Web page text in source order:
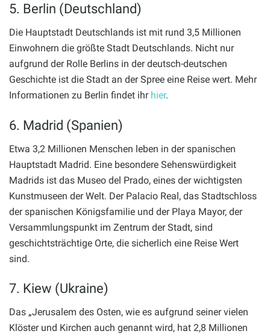
5. Berlin (Deutschland)
Die Hauptstadt Deutschlands ist mit rund 3,5 Millionen
Einwohnern die größte Stadt Deutschlands. Nicht nur
aufgrund der Rolle Berlins in der deutsch-deutschen
Geschichte ist die Stadt an der Spree eine Reise wert. Mehr
Informationen zu Berlin findet ihr hier.
6. Madrid (Spanien)
Etwa 3,2 Millionen Menschen leben in der spanischen
Hauptstadt Madrid. Eine besondere Sehenswürdigkeit
Madrids ist das Museo del Prado, eines der wichtigsten
Kunstmuseen der Welt. Der Palacio Real, das Stadtschloss
der spanischen Königsfamilie und der Playa Mayor, der
Versammlungspunkt im Zentrum der Stadt, sind
geschichtsträchtige Orte, die sicherlich eine Reise Wert
sind.
7. Kiew (Ukraine)
Das „Jerusalem des Osten, wie es aufgrund seiner vielen
Klöster und Kirchen auch genannt wird, hat 2,8 Millionen